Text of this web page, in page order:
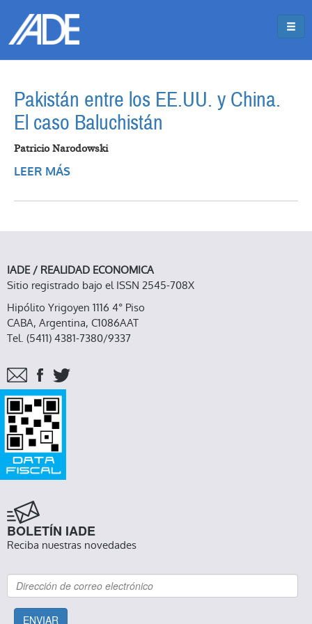
Pakistán entre los EE.UU. y China.
El caso Baluchistán
Patricio Narodowski
LEER MÁS
IADE / REALIDAD ECONOMICA
Sitio registrado bajo el ISSN 2545-708X
Hipólito Yrigoyen 1116 4° Piso
CABA, Argentina, C1086AAT
Tel. (5411) 4381-7380/9337
BOLETÍN IADE
Reciba nuestras novedades
ENVIAR